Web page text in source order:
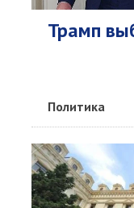
Трамп
Политика